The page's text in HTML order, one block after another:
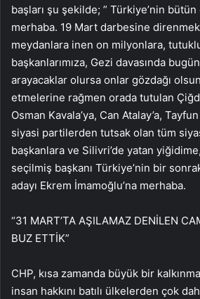
başları şu şekilde; ” Türkiye’nin
merhaba. 19 Mart darbesine
meydanlara inen on milyonlara,
başkanlarımıza, Gezi davasında
arayacaklar olursa onlar gözdağı
etmelerine rağmen orada tutulan
Osman Kavala’ya, Can Atalay’a,
siyasi partilerden tutsak olan tüm
başkanlara ve Silivri’de yatan
seçilmiş başkanı Türkiye’nin bir
adayı Ekrem İmamoğlu’na merhaba.
“31 MART’TA AŞILAMAZ DENİLEN
BUZ ETTİK”
CHP, kısa zamanda büyük bir
insan hakkını batılı ülkelerden çok